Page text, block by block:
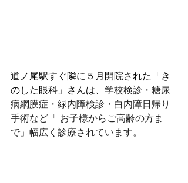
道ノ尾駅すぐ隣に５月開院された「き
のした眼科」さんは、 学校検診・糖尿
病網膜症・緑内障検診・白内障日帰り
手術など「 お子様からご高齢の方ま
で」幅広く診療されています。